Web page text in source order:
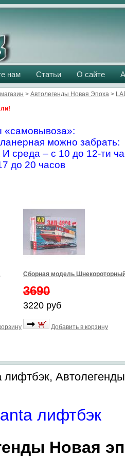
нам Статьи О сайте
> Автолегенды Новая Эпоха >
«самовывоза»:
можно забрать:
И среда – с 10 до 12-ти
до 20 часов
Сборная модель
3690
3220 руб
Добавить в корзину
лифтбэк,
лифтбэк
Новая